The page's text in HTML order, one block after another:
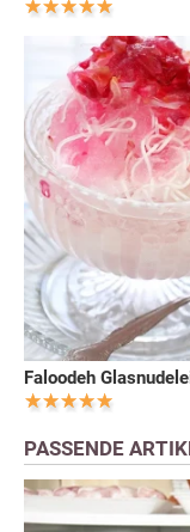
Faloodeh
PASSENDE